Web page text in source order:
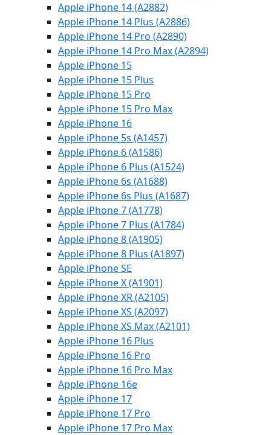
Apple iPhone 14 (A2882)
Apple iPhone 14 Plus (A2886)
Apple iPhone 14 Pro (A2890)
Apple iPhone 14 Pro Max (A2894)
Apple iPhone 15
Apple iPhone 15 Plus
Apple iPhone 15 Pro
Apple iPhone 15 Pro Max
Apple iPhone 16
Apple iPhone 5s (A1457)
Apple iPhone 6 (A1586)
Apple iPhone 6 Plus (A1524)
Apple iPhone 6s (A1688)
Apple iPhone 6s Plus (A1687)
Apple iPhone 7 (A1778)
Apple iPhone 7 Plus (A1784)
Apple iPhone 8 (A1905)
Apple iPhone 8 Plus (A1897)
Apple iPhone SE
Apple iPhone X (A1901)
Apple iPhone XR (A2105)
Apple iPhone XS (A2097)
Apple iPhone XS Max (A2101)
Apple iPhone 16 Plus
Apple iPhone 16 Pro
Apple iPhone 16 Pro Max
Apple iPhone 16e
Apple iPhone 17
Apple iPhone 17 Pro
Apple iPhone 17 Pro Max